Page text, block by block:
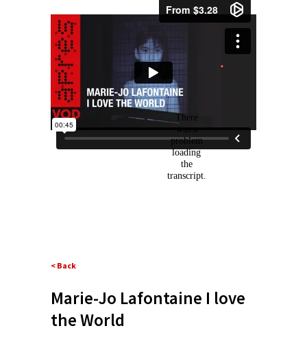
< Back
Marie-Jo Lafontaine I love
the World